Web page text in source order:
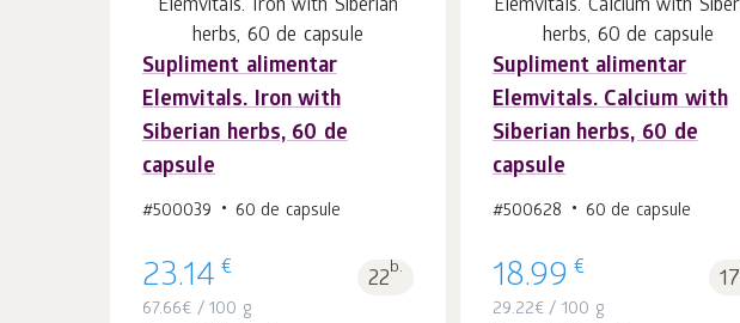
Supliment alimentar
Elemvitals. Iron with
Siberian herbs, 60 de
capsule
#500039 60 de capsule
23.14 € 22b.
67.66€ / 100 g
În coș 1 buc.
Supliment alimentar
Elemvitals. Calcium with
Siberian herbs, 60 de
capsule
#500628 60 de capsule
18.99 € 17
29.22€/ 100 g
În coș 1buc.